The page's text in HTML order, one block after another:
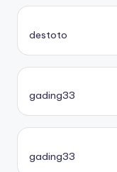
destoto
gading33
gading33